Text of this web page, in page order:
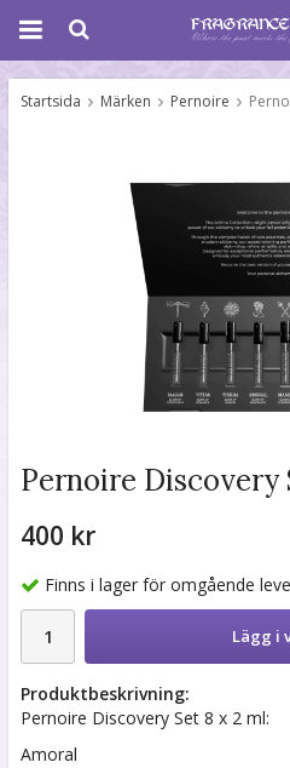
Startsida Märken Pernoire
Pernoire Discovery
400 kr
Finns i lager för omgående
Lägg i
Produktbeskrivning:
Pernoire Discovery Set 8 x 2 ml:
Amoral